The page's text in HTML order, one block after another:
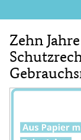
Inhalt
Zehn